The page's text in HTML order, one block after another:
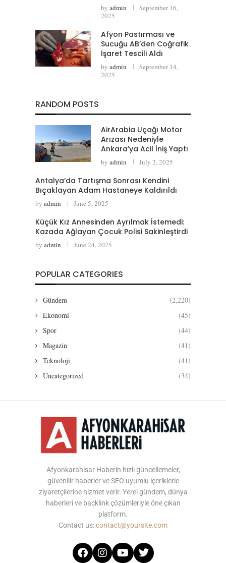
by admin
September 16,
2025
Afyon Pastırması ve
Sucuğu AB’den Coğrafik
İşaret Tescili Aldı
by admin
September 14,
2025
RANDOM POSTS
AirArabia Uçağı Motor
Arızası Nedeniyle
Ankara’ya Acil İniş Yaptı
by admin July 2, 2025
Antalya’da Tartışma Sonrası Kendini
Bıçaklayan Adam Hastaneye Kaldırıldı
by admin June 5, 2025
Küçük Kız Annesinden Ayrılmak İstemedi:
Kazada Ağlayan Çocuk Polisi Sakinleştirdi
by admin June 24, 2025
POPULAR CATEGORIES
Gündem
(2,220)
Ekonomi
(45)
Spor
(44)
Magazin
(41)
Teknoloji
(41)
Uncategorized
(34)
Afyonkarahisar Haberin hızlı güncellemeler,
güvenilir haberler ve SEO uyumlu içeriklerle
ziyaretçilerine hizmet verir. Yerel gündem, dünya
haberleri ve backlink çözümleriyle öne çıkan
platform.
Contact us:contact@yoursite.com